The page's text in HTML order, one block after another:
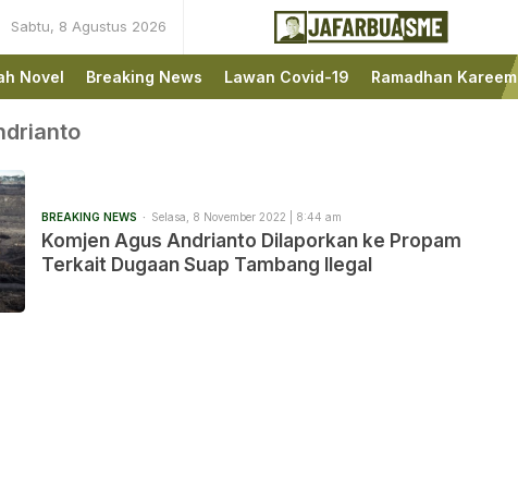
Sabtu, 8 Agustus 2026
JafarBua
Ini bukan Media Online,
Ini Jafarbuaisme.com
Novel
Breaking News Lawan Covid-19 Ramadhan Kareem
BREAKING NEWS Selasa, 8 November 2022 | 8:44 am
Komjen Agus Andrianto Dilaporkan ke Propam
Terkait Dugaan Suap Tambang Ilegal